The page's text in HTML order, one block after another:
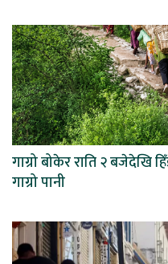
गाग्रो बोकेर राति २
गाग्रो पानी